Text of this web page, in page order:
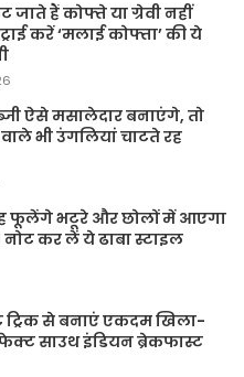
हैं कोफ्ते या ग्रेवी नहीं
करें ‘मलाई कोफ्ता’ की ये
ऐसे मसालेदार बनाएंगे, तो
भी उंगलियां चाटते रह
फूलेंगे भटूरे और छोलों में आएगा
नोट कर लें ये ढाबा स्टाइल
ट्रिक से बनाएं एकदम खिला-
साउथ इंडियन ब्रेकफास्ट